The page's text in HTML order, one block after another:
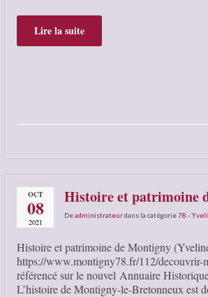
Lire la suite
OCT
08
2021
Histoire et patrimoine
Deadministrateurdans la catégorie78 -
Histoire et patrimoine de Montigny
https://www.montigny78.fr/112/decouvrir-
référencé sur le nouvel Annuaire
L’histoire de Montigny-le-Bretonneux est